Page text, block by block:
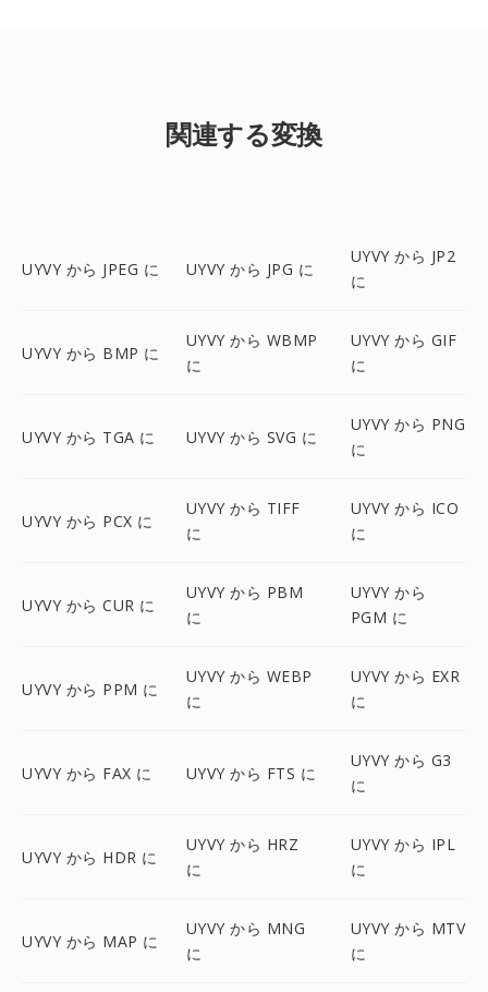
関連する変換
UYVY から JPEG に UYVY から JPG に
UYVY から JP2
に
UYVY から BMP に
UYVY から WBMP
に
UYVY から GIF
に
UYVY から TGA に UYVY から SVG に
UYVY から PNG
に
UYVY から PCX に
UYVY から TIFF
に
UYVY から ICO
に
UYVY から CUR に
UYVY から PBM
に
UYVY から
PGM に
UYVY から PPM に
UYVY から WEBP
に
UYVY から EXR
に
UYVY から FAX に UYVY から FTS に
UYVY から G3
に
UYVY から HDR に
UYVY から HRZ
に
UYVY から IPL
に
UYVY から MAP に
UYVY から MNG
に
UYVY から MTV
に